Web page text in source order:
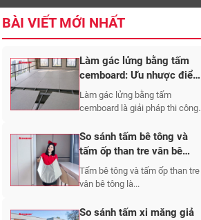
BÀI VIẾT MỚI NHẤT
Làm gác lửng bằng tấm
cemboard: Ưu nhược điểm,
quy trình thi công 2026
Làm gác lửng bằng tấm
cemboard là giải pháp thi công
So sánh tấm bê tông và
tấm ốp than tre vân bê
tông: Nên chọn loại nào?
Tấm bê tông và tấm ốp than tre
vân bê tông là...
So sánh tấm xi măng giả